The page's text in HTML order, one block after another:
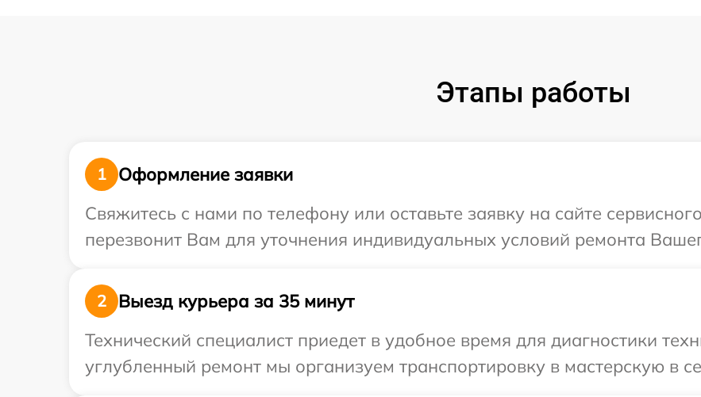
Этапы работы
1
Оформление заявки
Свяжитесь с нами по телефону или оставьте заявку на сайте
перезвонит Вам для уточнения индивидуальных условий ремонта
2
Выезд курьера за 35 минут
Технический специалист приедет в удобное время для диагностики
углубленный ремонт мы организуем транспортировку в мастерскую в